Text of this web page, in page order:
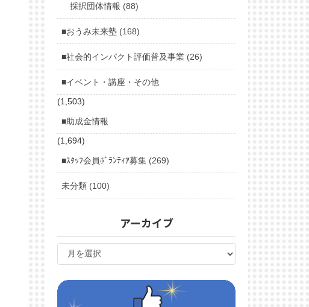
採択団体情報 (88)
■おうみ未来塾 (168)
■社会的インパクト評価普及事業 (26)
■イベント・講座・その他
(1,503)
■助成金情報
(1,694)
■ｽﾀｯﾌ会員ﾎﾞﾗﾝﾃｨｱ募集 (269)
未分類 (100)
アーカイブ